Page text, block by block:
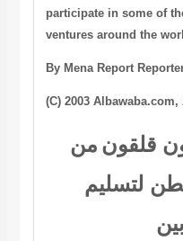
participate in some of
ventures around the
By Mena Report
(C) 2003
قلقون من
لتسليم